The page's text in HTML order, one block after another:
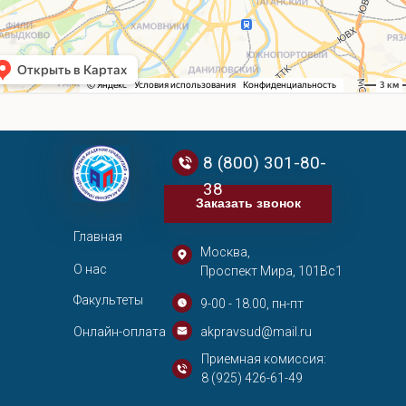
Главная
О нас
Факультеты
Онлайн-оплата
Москва,
Проспект Мира, 101Вс1
Заказать звонок
9-00 - 18.00, пн-пт
akpravsud@mail.ru
8 (800) 301-80-
38
Приемная комиссия:
8 (925) 426-61-49